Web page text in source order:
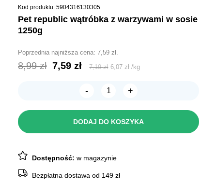
Kod produktu: 5904316130305
pet republic wątróbka z warzywami w sosie
1250g
Poprzednia najniższa cena:7,59zł.
8,99zł Pierwotna
wynosiła:
8,99 zł.
7,59złAktualna
wynosi:
7,59 zł.
7,19zł 6,07zł /kg
-
ilość
z
+
DODAJ DO KOSZYKA
Dostępność:w magazynie
Bezpłatna dostawa od 149 zł